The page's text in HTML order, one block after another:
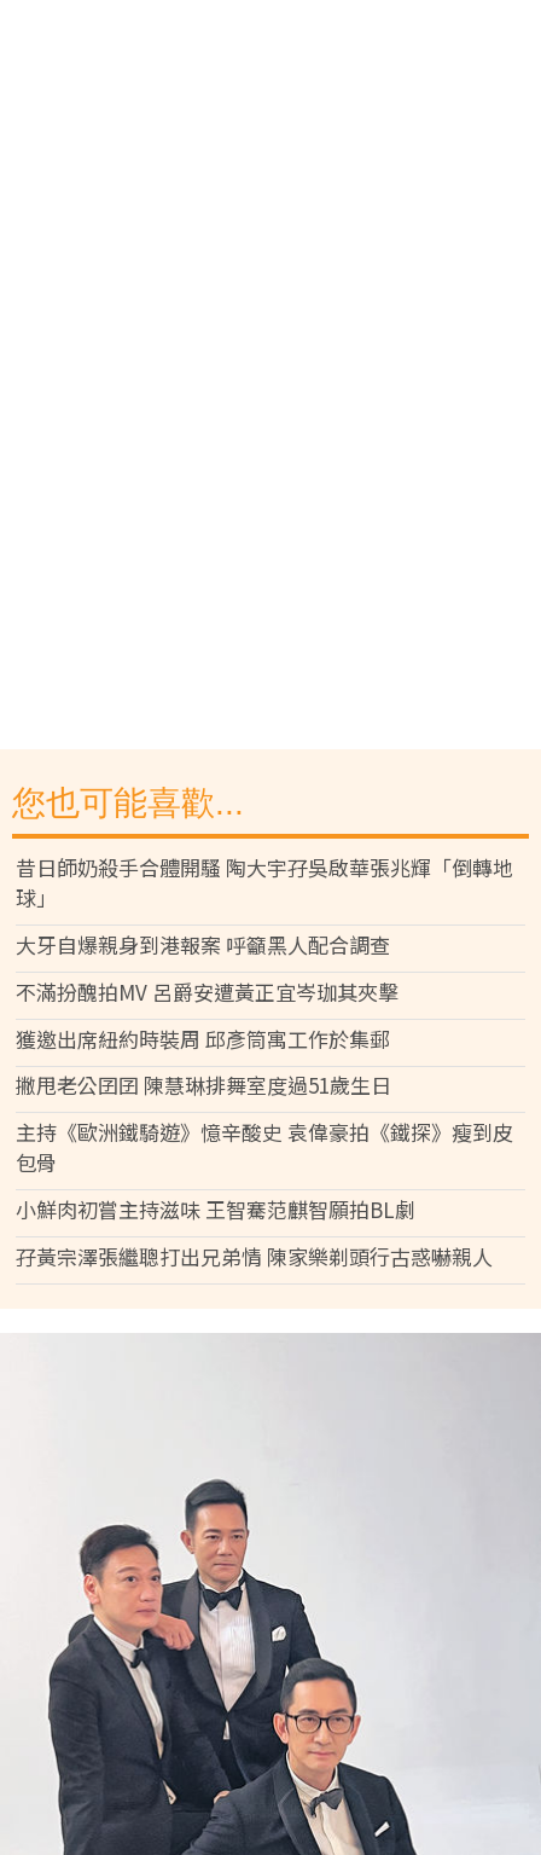
您也可能喜歡...
昔日師奶殺手合體開騷 陶大宇孖吳啟華張兆輝「倒轉地
球」
大牙自爆親身到港報案 呼籲黑人配合調查
不滿扮醜拍MV 呂爵安遭黃正宜岑珈其夾擊
獲邀出席紐約時裝周 邱彥筒寓工作於集郵
撇甩老公囝囝 陳慧琳排舞室度過51歲生日
主持《歐洲鐵騎遊》憶辛酸史 袁偉豪拍《鐵探》瘦到皮
包骨
小鮮肉初嘗主持滋味 王智騫范麒智願拍BL劇
孖黃宗澤張繼聰打出兄弟情 陳家樂剃頭行古惑嚇親人